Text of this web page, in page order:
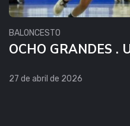
BALONCESTO
OCHO GRANDES .
27 de abril de 2026